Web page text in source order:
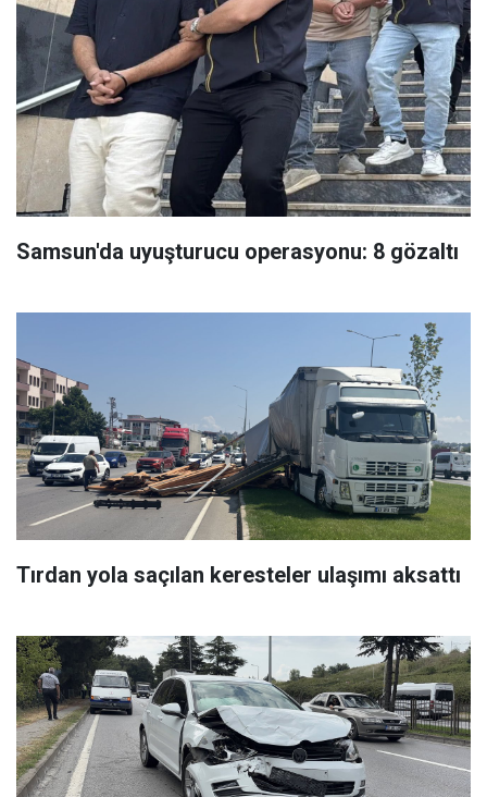
Samsun'da uyuşturucu operasyonu: 8 gözaltı
Tırdan yola saçılan keresteler ulaşımı aksattı